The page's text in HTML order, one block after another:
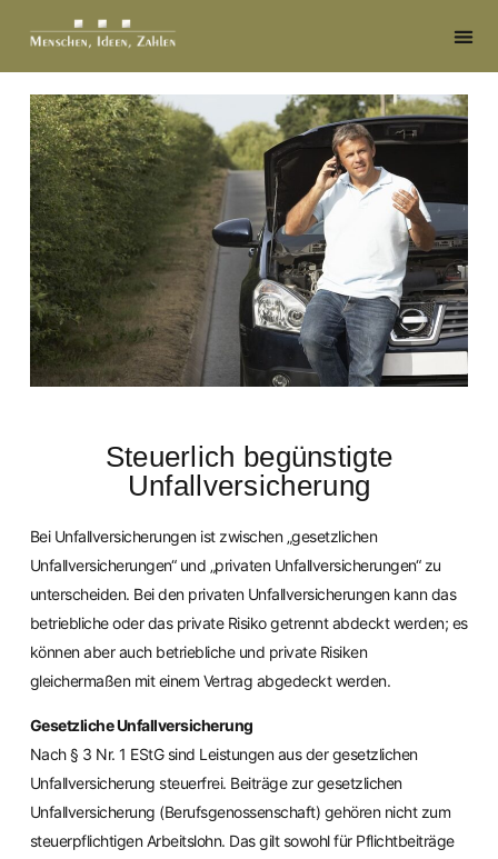
Steuerlich begünstigte
Unfallversicherung
Bei Unfallversicherungen ist zwischen „gesetzlichen
Unfallversicherungen“ und „privaten Unfallversicherungen“ zu
unterscheiden. Bei den privaten Unfallversicherungen kann das
betriebliche oder das private Risiko getrennt abdeckt werden; es
können aber auch betriebliche und private Risiken
gleichermaßen mit einem Vertrag abgedeckt werden.
Gesetzliche Unfallversicherung
Nach § 3 Nr. 1 EStG sind Leistungen aus der gesetzlichen
Unfallversicherung steuerfrei. Beiträge zur gesetzlichen
Unfallversicherung (Berufsgenossenschaft) gehören nicht zum
steuerpflichtigen Arbeitslohn. Das gilt sowohl für Pflichtbeiträge